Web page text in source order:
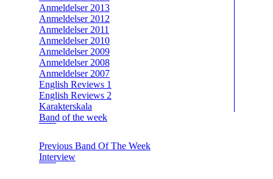
Anmeldelser 2013
Anmeldelser 2012
Anmeldelser 2011
Anmeldelser 2010
Anmeldelser 2009
Anmeldelser 2008
Anmeldelser 2007
English Reviews 1
English Reviews 2
Karakterskala
Band of the week
Previous Band Of The Week
Interview